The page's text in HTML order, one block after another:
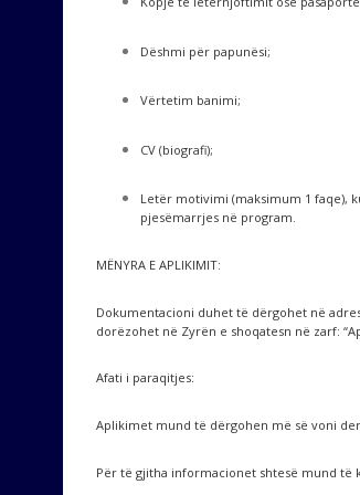
Dëshmi për papunësi;
Vërtetim banimi;
CV (biografi);
Letër motivimi (maksimum 1 faqe),
pjesëmarrjes në program.
MËNYRA E APLIKIMIT:
Dokumentacioni duhet të dërgohet në
dorëzohet në Zyrën e shoqatesn në zarf:
Afati i paraqitjes:
Aplikimet mund të dërgohen më së voni
Për të gjitha informacionet shtesë mund të